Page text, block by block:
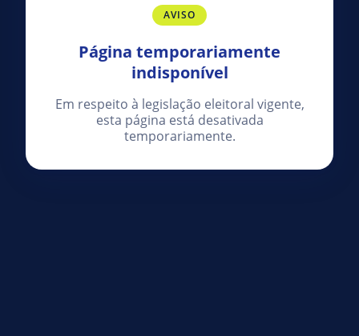
AVISO
Página temporariamente
indisponível
Em respeito à legislação eleitoral vigente,
esta página está desativada
temporariamente.